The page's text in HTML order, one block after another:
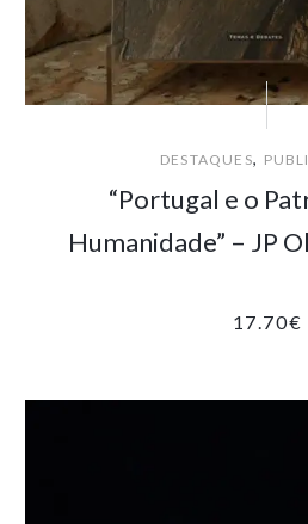
DESTAQUES,
“Portugal e o
Humanidade” – JP
17.70€